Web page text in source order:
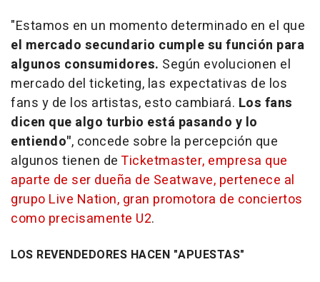
"Estamos en un momento determinado en el que
el mercado secundario cumple su función para
algunos consumidores. Según evolucionen el
mercado del ticketing, las expectativas de los
fans y de los artistas, esto cambiará. Los fans
dicen que algo turbio está pasando y lo
entiendo", concede sobre la percepción que
algunos tienen deTicketmaster, empresa que
aparte de ser dueña de Seatwave, pertenece al
grupo Live Nation, gran promotora de conciertos
como precisamente U2.
LOS REVENDEDORES HACEN "APUESTAS"